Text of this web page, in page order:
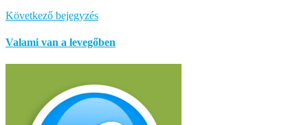
Következő bejegyzés
Valami van a levegőben